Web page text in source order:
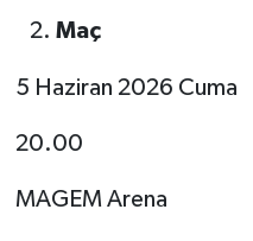
Maç
5 Haziran 2026 Cuma
20.00
MAGEM Arena